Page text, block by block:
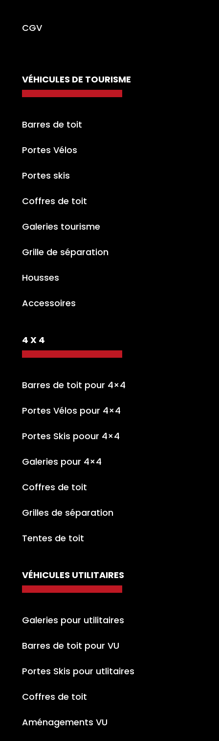
CGV
VÉHICULES DE TOURISME
Barres de toit
Portes Vélos
Portes skis
Coffres de toit
Galeries tourisme
Grille de séparation
Housses
Accessoires
4 X 4
Barres de toit pour 4×4
Portes Vélos pour 4×4
Portes Skis poour 4×4
Galeries pour 4×4
Coffres de toit
Grilles de séparation
Tentes de toit
VÉHICULES UTILITAIRES
Galeries pour utilitaires
Barres de toit pour VU
Portes Skis pour utlitaires
Coffres de toit
Aménagements VU